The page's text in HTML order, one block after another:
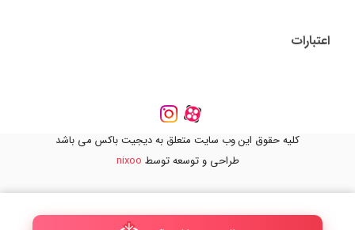
اعتبارات
کلیه حقوق این وب سایت متعلق به دیجیت باکس می باشد
طراحی و توسعه توسط nixoo